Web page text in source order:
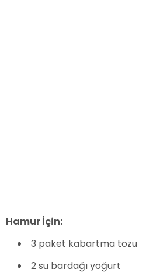
Hamur İçin:
3 paket kabartma tozu
2 su bardağı yoğurt